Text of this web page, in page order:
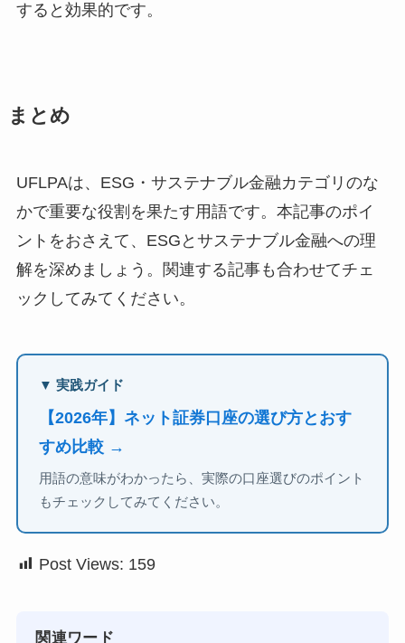
すると効果的です。
まとめ
UFLPAは、ESG・サステナブル金融カテゴリのな
かで重要な役割を果たす用語です。本記事のポイ
ントをおさえて、ESGとサステナブル金融への理
解を深めましょう。関連する記事も合わせてチェ
ックしてみてください。
▼ 実践ガイド
【2026年】ネット証券口座の選び方とおす
すめ比較 →
用語の意味がわかったら、実際の口座選びのポイント
もチェックしてみてください。
Post Views: 159
関連ワード